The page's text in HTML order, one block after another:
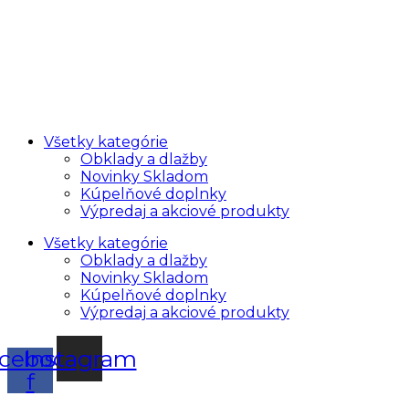
Všetky kategórie
Obklady a dlažby
Novinky Skladom
Kúpelňové doplnky
Výpredaj a akciové produkty
Všetky kategórie
Obklady a dlažby
Novinky Skladom
Kúpelňové doplnky
Výpredaj a akciové produkty
f
Instagram